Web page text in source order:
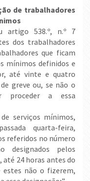
de trabalhadores
artigo 538.º, n.º 7
dos trabalhadores
que ficam
mínimos definidos e
até vinte e quatro
greve ou, se não o
proceder a essa
serviços mínimos,
quarta-feira,
referidos no número
designados pelos
até 24 horas antes do
estes não o fizerem,